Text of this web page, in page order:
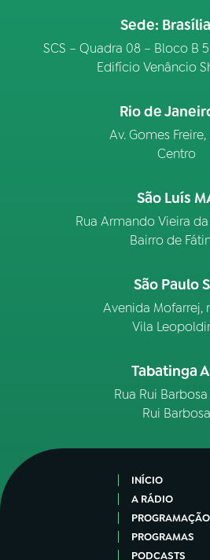
Sede:
SCS – Quadra 08 – Bloco B
Edifício Venâncio
Rio de
Av. Gomes Freire,
Centro
São Luís
Rua Armando Vieira da
Bairro de
São Paulo
Avenida Mofarrej,
Vila
Tabatinga
Rua Rui
Rui Barbosa
INÍCIO
A RÁDIO
PROGRAMAÇÃO
PROGRAMAS
PODCASTS